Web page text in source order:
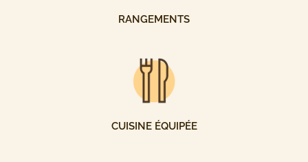
RANGEMENTS
CUISINE ÉQUIPÉE